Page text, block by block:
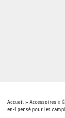
Accueil» Accessoires»
en-1 pensé pour les